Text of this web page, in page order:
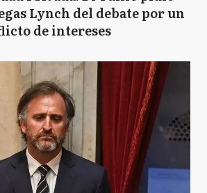
Lynch del debate por un
de intereses